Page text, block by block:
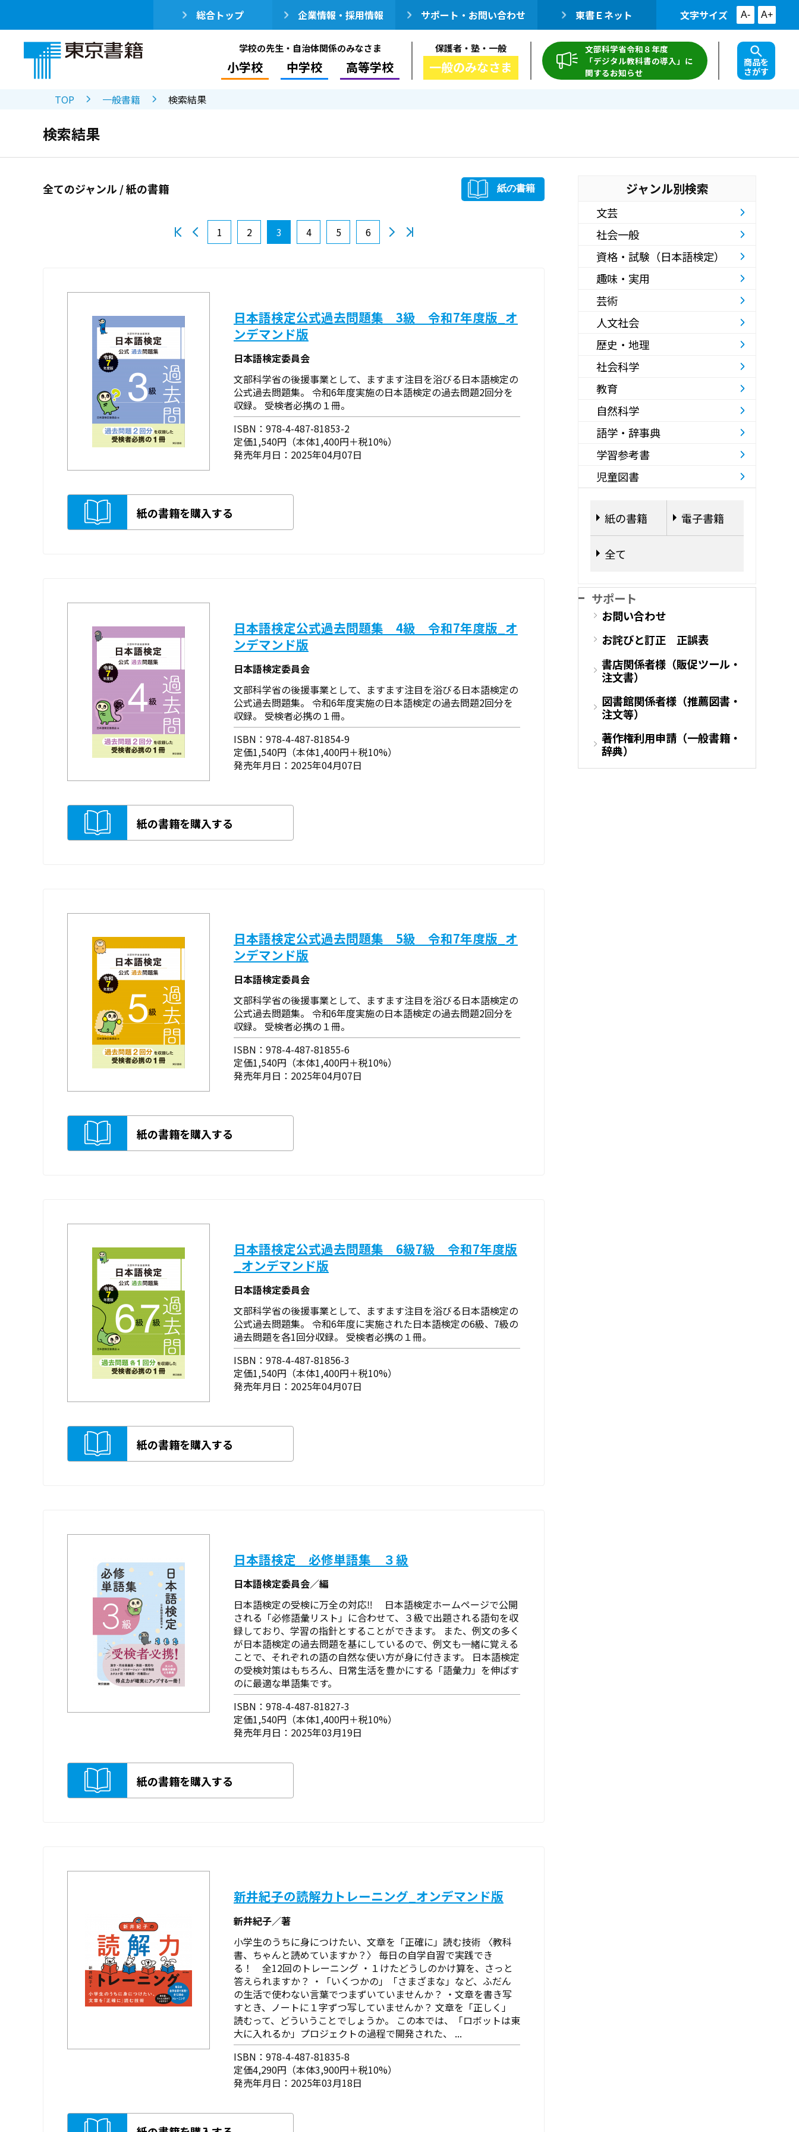
総合トップ 企業情報・採用情報 サポート・お問い合わせ 東書Ｅネット 文字サイズ A- A+
学校の先生・自治体関係のみなさま
小学校 中学校 高等学校
保護者・塾・一般
一般のみなさま
文部科学省令和８年度
「デジタル教科書の導入」に
関するお知らせ
商品を
さがす
TOP 一般書籍 検索結果
検索結果
全てのジャンル / 紙の書籍 紙の書籍
1 2 3 4 5 6
日本語検定公式過去問題集 3級 令和7年度版_オ
ンデマンド版
日本語検定委員会
文部科学省の後援事業として、ますます注目を浴びる日本語検定の
公式過去問題集。 令和6年度実施の日本語検定の過去問題2回分を
収録。 受検者必携の１冊。
ISBN：978-4-487-81853-2
定価1,540円（本体1,400円＋税10%）
発売年月日：2025年04月07日
紙の書籍を購入する
日本語検定公式過去問題集 4級 令和7年度版_オ
ンデマンド版
日本語検定委員会
文部科学省の後援事業として、ますます注目を浴びる日本語検定の
公式過去問題集。 令和6年度実施の日本語検定の過去問題2回分を
収録。 受検者必携の１冊。
ISBN：978-4-487-81854-9
定価1,540円（本体1,400円＋税10%）
発売年月日：2025年04月07日
紙の書籍を購入する
日本語検定公式過去問題集 5級 令和7年度版_オ
ンデマンド版
日本語検定委員会
文部科学省の後援事業として、ますます注目を浴びる日本語検定の
公式過去問題集。 令和6年度実施の日本語検定の過去問題2回分を
収録。 受検者必携の１冊。
ISBN：978-4-487-81855-6
定価1,540円（本体1,400円＋税10%）
発売年月日：2025年04月07日
紙の書籍を購入する
日本語検定公式過去問題集 6級7級 令和7年度版
_オンデマンド版
日本語検定委員会
文部科学省の後援事業として、ますます注目を浴びる日本語検定の
公式過去問題集。 令和6年度に実施された日本語検定の6級、7級の
過去問題を各1回分収録。 受検者必携の１冊。
ISBN：978-4-487-81856-3
定価1,540円（本体1,400円＋税10%）
発売年月日：2025年04月07日
紙の書籍を購入する
日本語検定 必修単語集 ３級
日本語検定委員会／編
日本語検定の受検に万全の対応‼ 日本語検定ホームページで公開
される「必修語彙リスト」に合わせて、３級で出題される語句を収
録しており、学習の指針とすることができます。 また、例文の多く
が日本語検定の過去問題を基にしているので、例文も一緒に覚える
ことで、それぞれの語の自然な使い方が身に付きます。 日本語検定
の受検対策はもちろん、日常生活を豊かにする「語彙力」を伸ばす
のに最適な単語集です。
ISBN：978-4-487-81827-3
定価1,540円（本体1,400円＋税10%）
発売年月日：2025年03月19日
紙の書籍を購入する
新井紀子の読解力トレーニング_オンデマンド版
新井紀子／著
小学生のうちに身につけたい、文章を「正確に」読む技術 〈教科
書、ちゃんと読めていますか？〉 毎日の自学自習で実践でき
る！ 全12回のトレーニング ・１けたどうしのかけ算を、さっと
答えられますか？ ・「いくつかの」「さまざまな」など、ふだん
の生活で使わない言葉でつまずいていませんか？ ・文章を書き写
すとき、ノートに１字ずつ写していませんか？ 文章を「正しく」
読むって、どういうことでしょうか。 この本では、「ロボットは東
大に入れるか」プロジェクトの過程で開発された、 ...
ISBN：978-4-487-81835-8
定価4,290円（本体3,900円＋税10%）
発売年月日：2025年03月18日
ジャンル別検索
文芸
社会一般
資格・試験（日本語検定）
趣味・実用
芸術
人文社会
歴史・地理
社会科学
教育
自然科学
語学・辞事典
学習参考書
児童図書
紙の書籍 電子書籍
全て
サポート
お問い合わせ
お詫びと訂正 正誤表
書店関係者様（販促ツール・
注文書）
図書館関係者様（推薦図書・
注文等）
著作権利用申請（一般書籍・
辞典）